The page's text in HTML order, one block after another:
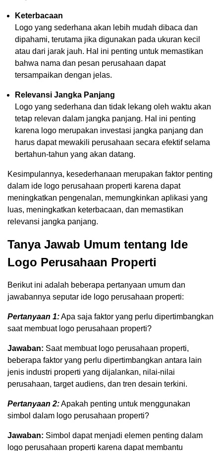
Keterbacaan
Logo yang sederhana akan lebih mudah dibaca dan
dipahami, terutama jika digunakan pada ukuran kecil
atau dari jarak jauh. Hal ini penting untuk memastikan
bahwa nama dan pesan perusahaan dapat
tersampaikan dengan jelas.
Relevansi Jangka Panjang
Logo yang sederhana dan tidak lekang oleh waktu akan
tetap relevan dalam jangka panjang. Hal ini penting
karena logo merupakan investasi jangka panjang dan
harus dapat mewakili perusahaan secara efektif selama
bertahun-tahun yang akan datang.
Kesimpulannya, kesederhanaan merupakan faktor penting
dalam ide logo perusahaan properti karena dapat
meningkatkan pengenalan, memungkinkan aplikasi yang
luas, meningkatkan keterbacaan, dan memastikan
relevansi jangka panjang.
Tanya Jawab Umum tentang Ide
Logo Perusahaan Properti
Berikut ini adalah beberapa pertanyaan umum dan
jawabannya seputar ide logo perusahaan properti:
Pertanyaan 1:Apa saja faktor yang perlu dipertimbangkan
saat membuat logo perusahaan properti?
Jawaban: Saat membuat logo perusahaan properti,
beberapa faktor yang perlu dipertimbangkan antara lain
jenis industri properti yang dijalankan, nilai-nilai
perusahaan, target audiens, dan tren desain terkini.
Pertanyaan 2:Apakah penting untuk menggunakan
simbol dalam logo perusahaan properti?
Jawaban: Simbol dapat menjadi elemen penting dalam
logo perusahaan properti karena dapat membantu